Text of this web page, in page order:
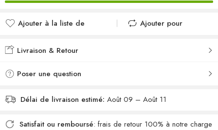
Ajouter à la liste de
Ajouté à la liste de
Ajouter pour
Livraison & Retour
Poser une question
Délai de livraison estimé: Août 09 – Août 11
Satisfait ou remboursé: frais de retour 100% à notre charge